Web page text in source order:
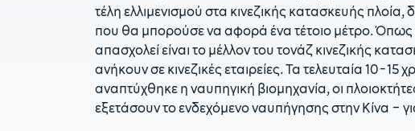
τέλη ελλιμενισμού στα κινεζικής κατασκευής
που θα μπορούσε να αφορά ένα τέτοιο μέτρο.
απασχολεί είναι το μέλλον του τονάζ κινεζικής
ανήκουν σε κινεζικές εταιρείες. Τα τελευταία 10-15
αναπτύχθηκε η ναυπηγική βιομηχανία, οι
εξετάσουν το ενδεχόμενο ναυπήγησης στην Κίνα –